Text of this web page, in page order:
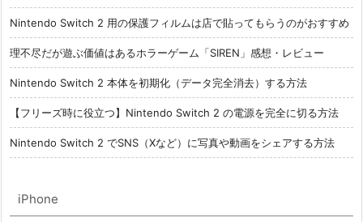
Nintendo Switch 2 用の保護フィルムは店で貼ってもらうのがおすすめ
理不尽だが遊ぶ価値はあるホラーゲーム「SIREN」感想・レビュー
Nintendo Switch 2 本体を初期化（データ完全消去）する方法
【フリーズ時に役立つ】Nintendo Switch 2 の電源を完全に切る方法
Nintendo Switch 2 でSNS（Xなど）に写真や動画をシェアする方法
iPhone